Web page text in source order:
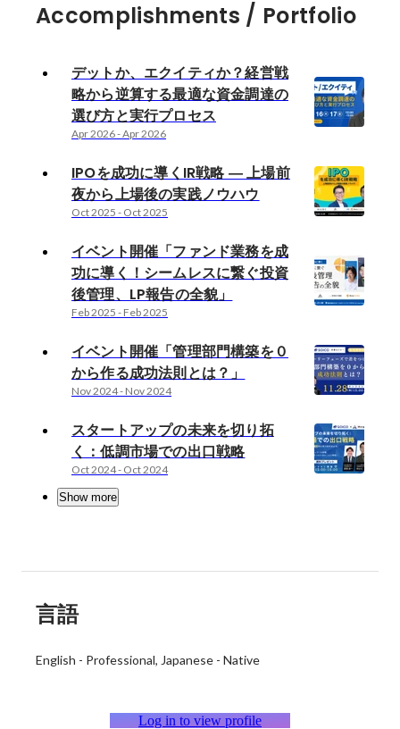
Accomplishments / Portfolio
デットか、エクイティか？経営戦
略から逆算する最適な資金調達の
選び方と実行プロセス
Apr 2026-Apr 2026
IPOを成功に導くIR戦略 ― 上場前
夜から上場後の実践ノウハウ
Oct 2025 - Oct 2025
イベント開催「ファンド業務を成
功に導く！シームレスに繋ぐ投資
後管理、LP報告の全貌」
Feb 2025 - Feb 2025
イベント開催「管理部門構築を０
から作る成功法則とは？」
Nov 2024- Nov 2024
スタートアップの未来を切り拓
く：低調市場での出口戦略
Oct 2024- Oct 2024
Show more
言語
English - Professional Japanese - Native
Log in to view profile